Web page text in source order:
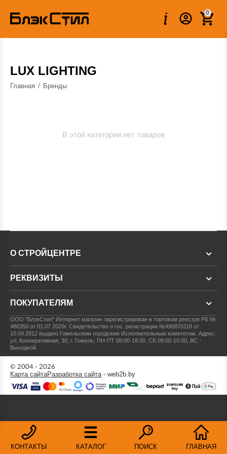
0
LUX LIGHTING
Главная / Бренды
В этой категории нет товаров
КОНТАКТЫ КАТАЛОГ ПОИСК ГЛАВНАЯ
О СТРОЙЦЕНТРЕ
РЕКВИЗИТЫ
ПОКУПАТЕЛЯМ
ООО "БлэкСтил" Интернет магазин зарегистрирован в торговом реестре РБ №
486350 от 01.07.2020г.Свидетельство о гос. регистрации №490870118 от
10.04.2012 выдано Гомельским городским Исполнительным комитетом.Адрес:
ул. Кооперативная, 30, г. Гомель; ПН-ПТ 08:00-18:00, СБ 08:00-15:00, ВС -
Выходной.
© 2004 - 2026
Карта сайтаРазработка сайта- web2b.by